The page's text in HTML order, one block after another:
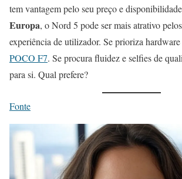
tem vantagem pelo seu preço e
Europa, o Nord 5 pode ser mais atrativo
experiência de utilizador. Se prioriza
POCO F7. Se procura fluidez e selfies de
para si. Qual prefere?
Fonte